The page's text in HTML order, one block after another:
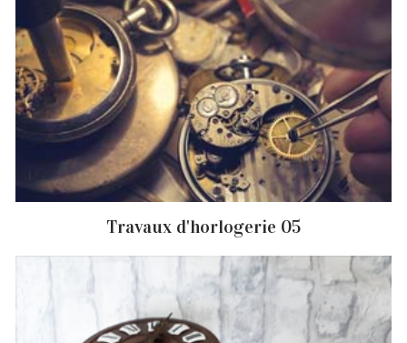
Travaux d'horlogerie 05